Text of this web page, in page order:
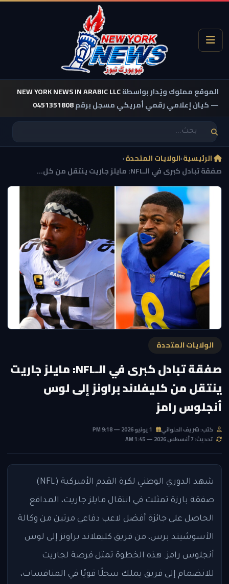
الموقع مملوك ويُدار بواسطةNEW YORK NEWS IN ARABIC LLC
— كيان إعلامي رقمي أمريكي مسجل برقم0451351808
الرئيسية›الولايات المتحدة›
صفقة تبادل كبرى في الـNFL: مايلز جاريت ينتقل من كل...
الولايات المتحدة
صفقة تبادل كبرى في الـNFL: مايلز جاريت
ينتقل من كليفلاند براونز إلى لوس
أنجلوس رامز
كتب: شريف الحلواني
تحديث: 7 أغسطس 2026 — 1:45 AM
شهد الدوري الوطني لكرة القدم الأميركية (NFL)
صفقة بارزة تمثلت في انتقال مايلز جاريت، المدافع
الحاصل على جائزة أفضل لاعب دفاعي مرتين من وكالة
الأسوشيتد برس، من فريق كليفلاند براونز إلى لوس
أنجلوس رامز. هذه الخطوة تمثل فرصة لجاريت
للانضمام إلى فريق يملك سجلًا قويًا في المنافسات،